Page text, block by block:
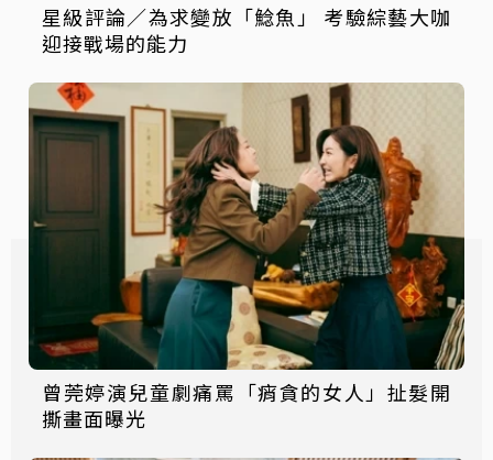
星級評論／為求變放「鯰魚」 考驗綜藝大咖
迎接戰場的能力
曾莞婷演兒童劇痛罵「痟貪的女人」扯髮開
撕畫面曝光